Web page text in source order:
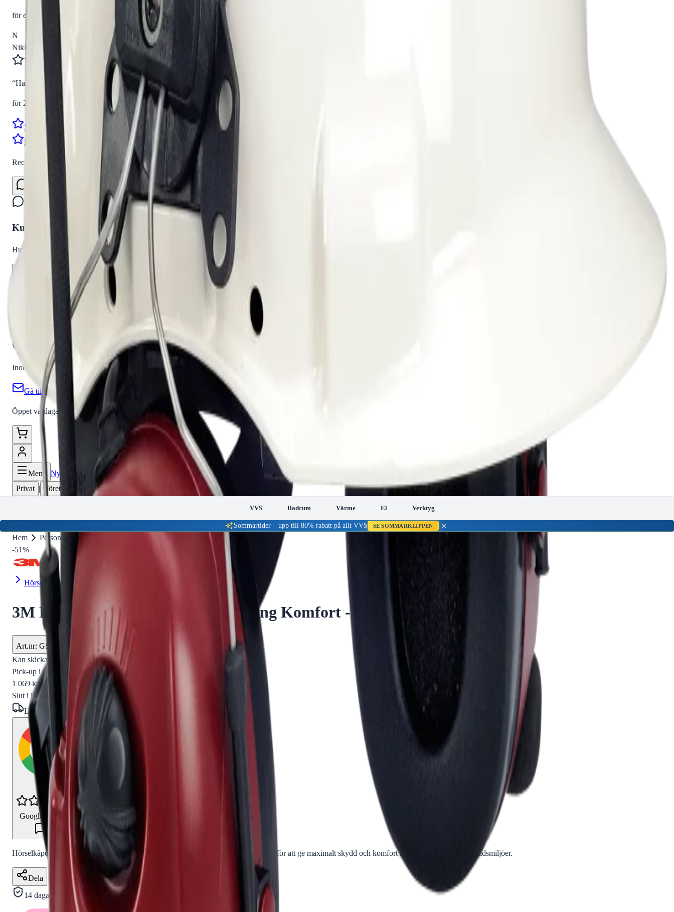
för en månad sedan
N
Niklas
“Handlade mitt lås på webben sent måndag kväll. Kunde boka in hämtning dagen efter. Billigast på webben!
för 2 månader sedan
Se alla recensioner
Google Maps
Lämna en recension
Recensioner hämtas direkt från Google
Kundservice
Hur kan vi hjälpa dig?
Hitta snabba svar på vanliga frågor Retur & Reklamation Information om returer och byten
Orderstatus
Följ din order via portalen
Inom 1-2 arbetsdagar
Gå till kundserviceportalen
Öppet vardagar 08:00 - 17:00
Meny Nyinkommen
Fyndhörna
Privat | Företag
VVS Badrum Värme El Verktyg
Sommartider – upp till 80% rabatt på allt VVS SE SOMMARKLIPPEN
Hem Personlig utrustning 3M Peltor Hörselkåpor
-51%
Hörselskydd
3M Peltor Hörselkåpor - Ljudisolering Komfort - Produktkod 322256
Art.nr: GSN2400072 Lev.art.nr
Kan skickas från
Pick-up i butiken möjligt
1 069 krinkl. moms 51 % Tidigare pris var
Slut i lager
Levereras inom
1-4 arbetsdagar
4.8
Google Reviews
Hörselkåpor från 3M Peltor med högklassigt ljud- och vibrationsskydd. Utvecklade för att ge maximalt skydd och komfort i både industriella och fritidsmiljöer.
Dela
14 dagars öppet köp